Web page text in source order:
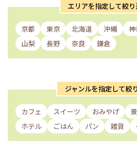
エリアを指定して絞
京都 東京 北海道 沖縄 神
山梨
長野 奈良 鎌倉
ジャンルを指定して絞
カフェ スイーツ おみやげ
ホテル
ごはん パン 雑貨